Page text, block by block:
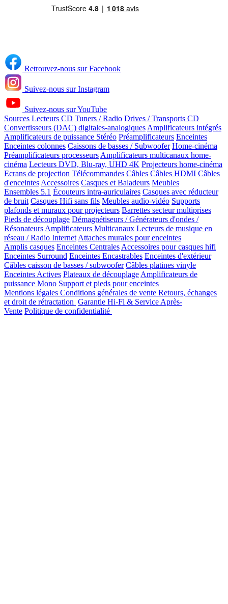
Retrouvez-nous sur Facebook
Suivez-nous sur Instagram
Suivez-nous sur YouTube
Sources Lecteurs CD Tuners / Radio Drives / Transports CD
Convertisseurs (DAC) digitales-analogiques Amplificateurs intégrés
Amplificateurs de puissance Stéréo Préamplificateurs Enceintes
Enceintes colonnes Caissons de basses / Subwoofer Home-cinéma
Préamplificateurs processeurs Amplificateurs multicanaux home-
cinéma Lecteurs DVD, Blu-ray, UHD 4K Projecteurs home-cinéma
Ecrans de projection Télécommandes Câbles Câbles HDMI Câbles
d'enceintes Accessoires Casques et Baladeurs Meubles
Ensembles 5.1 Écouteurs intra-auriculaires Casques avec réducteur
de bruit Casques Hifi sans fils Meubles audio-vidéo Supports
plafonds et muraux pour projecteurs Barrettes secteur multiprises
Pieds de découplage Démagnétiseurs / Générateurs d'ondes /
Résonateurs Amplificateurs Multicanaux Lecteurs de musique en
réseau / Radio Internet Attaches murales pour enceintes
Amplis casques Enceintes Centrales Accessoires pour casques hifi
Enceintes Surround Enceintes Encastrables Enceintes d'extérieur
Câbles caisson de basses / subwoofer Câbles platines vinyle
Enceintes Actives Plateaux de découplage Amplificateurs de
puissance Mono Support et pieds pour enceintes
Mentions légales Conditions générales de vente Retours, échanges
et droit de rétractation Garantie Hi-Fi & Service Après-
Vente Politique de confidentialité